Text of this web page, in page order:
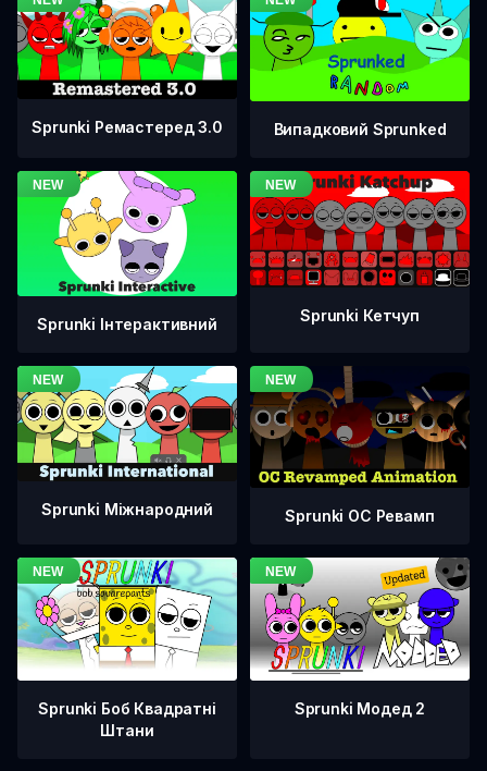
Sprunki Ремастеред 3.0 Випадковий Sprunked
Sprunki Інтерактивний Sprunki Кетчуп
Sprunki Міжнародний Sprunki OC Ревамп
Sprunki Боб Квадратні
Штани
Sprunki Модед 2